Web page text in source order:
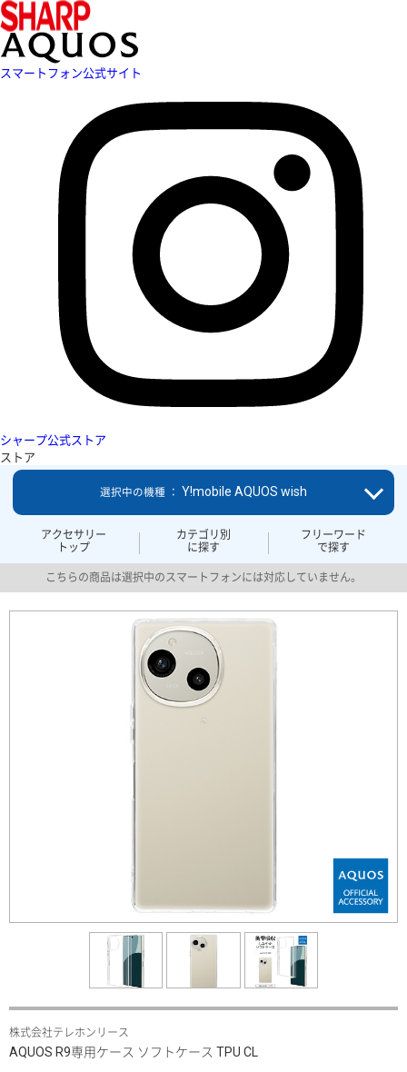
スマートフォン公式サイト
シャープ公式ストア
ストア
アクセサリー
トップ
カテゴリ別
に探す
フリーワード
で探す
選択中の機種 ： Y!mobile AQUOS wish
こちらの商品は選択中のスマートフォンには対応していません。
株式会社テレホンリース
AQUOS R9専用ケース ソフトケース TPU CL